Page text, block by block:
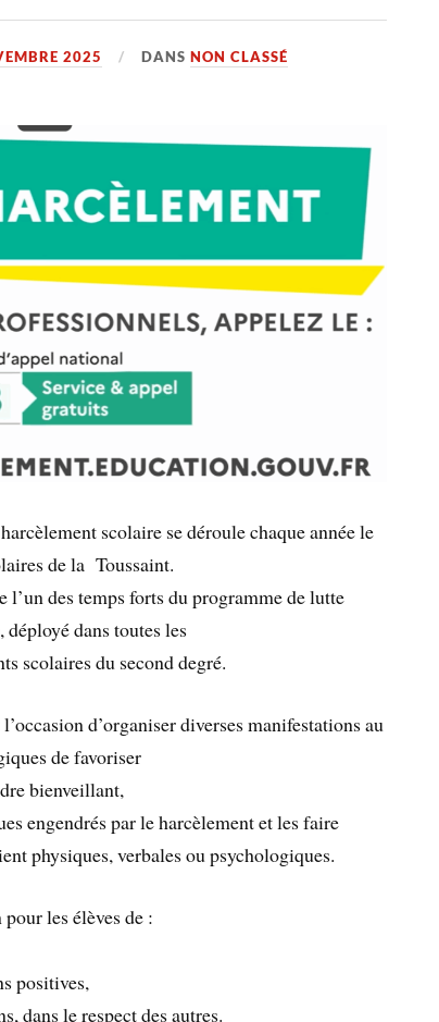
2025 DANSNON CLASSÉ
scolaire se déroule chaque année le
de la Toussaint.
des temps forts du programme de lutte
, déployé dans toutes les
scolaires du second degré.
d’organiser diverses manifestations au
de favoriser
bienveillant,
engendrés par le harcèlement et les faire
physiques, verbales ou psychologiques.
les élèves de :
positives,
dans le respect des autres.